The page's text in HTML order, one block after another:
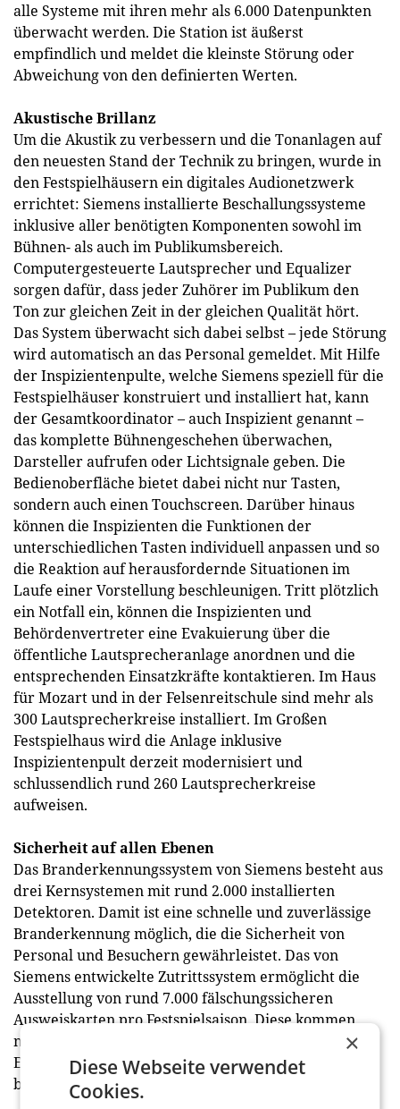
alle Systeme mit ihren mehr als 6.000 Datenpunkten
überwacht werden. Die Station ist äußerst
empfindlich und meldet die kleinste Störung oder
Abweichung von den definierten Werten.
Akustische Brillanz
Um die Akustik zu verbessern und die Tonanlagen auf
den neuesten Stand der Technik zu bringen, wurde in
den Festspielhäusern ein digitales Audionetzwerk
errichtet: Siemens installierte Beschallungssysteme
inklusive aller benötigten Komponenten sowohl im
Bühnen- als auch im Publikumsbereich.
Computergesteuerte Lautsprecher und Equalizer
sorgen dafür, dass jeder Zuhörer im Publikum den
Ton zur gleichen Zeit in der gleichen Qualität hört.
Das System überwacht sich dabei selbst – jede Störung
wird automatisch an das Personal gemeldet. Mit Hilfe
der Inspizientenpulte, welche Siemens speziell für die
Festspielhäuser konstruiert und installiert hat, kann
der Gesamtkoordinator – auch Inspizient genannt –
das komplette Bühnengeschehen überwachen,
Darsteller aufrufen oder Lichtsignale geben. Die
Bedienoberfläche bietet dabei nicht nur Tasten,
sondern auch einen Touchscreen. Darüber hinaus
können die Inspizienten die Funktionen der
unterschiedlichen Tasten individuell anpassen und so
die Reaktion auf herausfordernde Situationen im
Laufe einer Vorstellung beschleunigen. Tritt plötzlich
ein Notfall ein, können die Inspizienten und
Behördenvertreter eine Evakuierung über die
öffentliche Lautsprecheranlage anordnen und die
entsprechenden Einsatzkräfte kontaktieren. Im Haus
für Mozart und in der Felsenreitschule sind mehr als
300 Lautsprecherkreise installiert. Im Großen
Festspielhaus wird die Anlage inklusive
Inspizientenpult derzeit modernisiert und
schlussendlich rund 260 Lautsprecherkreise
aufweisen.
Sicherheit auf allen Ebenen
Das Branderkennungssystem von Siemens besteht aus
drei Kernsystemen mit rund 2.000 installierten
Detektoren. Damit ist eine schnelle und zuverlässige
Branderkennung möglich, die die Sicherheit von
Personal und Besuchern gewährleistet. Das von
Siemens entwickelte Zutrittssystem ermöglicht die
Ausstellung von rund 7.000 fälschungssicheren
Ausweiskarten pro Festspielsaison. Diese kommen
nicht nur beim Betreten zu den Festspielhäusern zum
Einsatz, sondern auch bei der Zeiterfassung und der
bargeldlosen Bezahlung. (hk)
×
Diese Webseite verwendet
Cookies.